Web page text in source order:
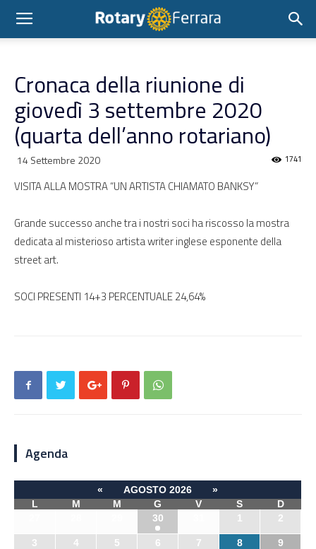
Cronaca della riunione di
giovedì 3 settembre 2020
(quarta dell’anno rotariano)
14 Settembre 2020 1741
VISITA ALLA MOSTRA “UN ARTISTA CHIAMATO BANKSY”
Grande successo anche tra i nostri soci ha riscosso la mostra
dedicata al misterioso artista writer inglese esponente della
street art.
SOCI PRESENTI 14+3 PERCENTUALE 24,64%
Agenda
« AGOSTO 2026
»
L
M M G V S
D
30 1 2
3 4 5 6 7 8 9